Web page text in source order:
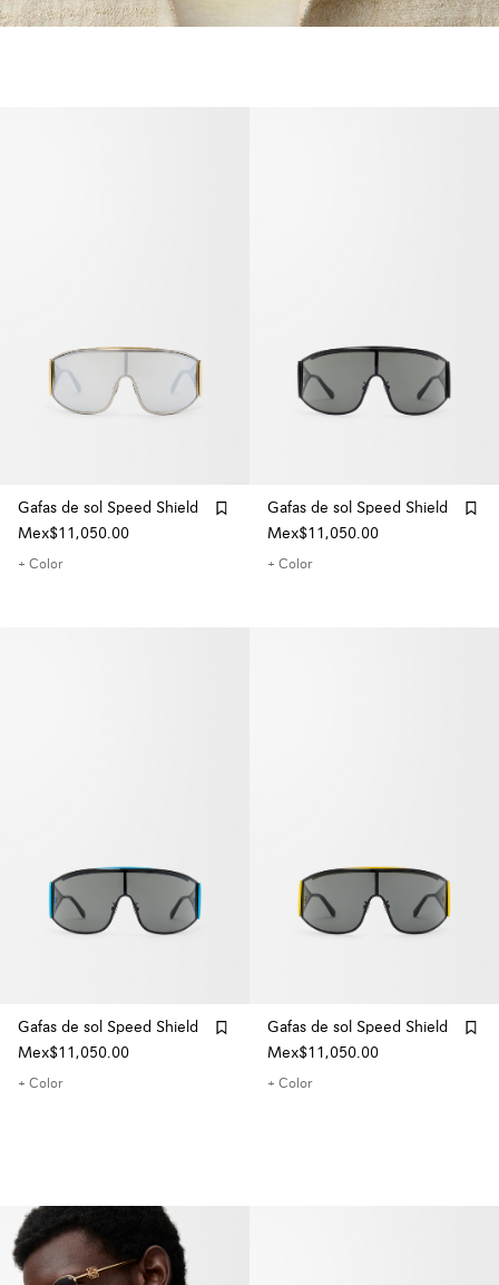
Gafas de sol Speed Shield
Mex$11,050.00
+ Color
Gafas de sol Speed Shield
Mex$11,050.00
+ Color
Gafas de sol Speed Shield
Mex$11,050.00
+ Color
Gafas de sol Speed Shield
Mex$11,050.00
+ Color